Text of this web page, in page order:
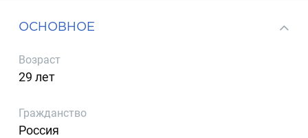
ОСНОВНОЕ
Возраст
29 лет
Гражданство
Россия